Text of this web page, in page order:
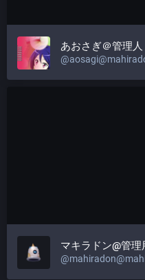
あおさぎ＠管理人
@
マキラドン@管理
@